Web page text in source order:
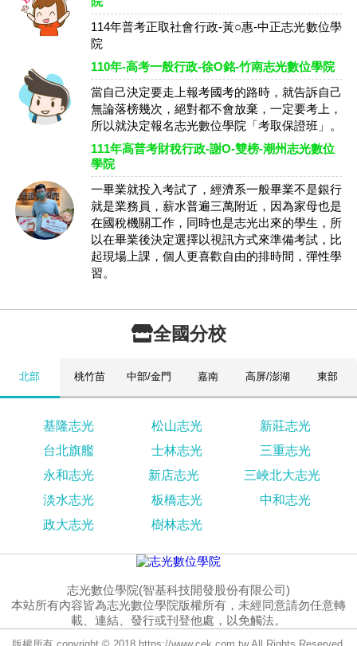
114年普考正取社會行政-黃○惠-中正志光數位學
院
110年-高考一般行政-徐O銘-竹南志光數位學院
當自己決定要走上報考國考的路時，就告訴自己
無論落榜幾次，絕對都不會放棄，一定要考上，
所以就決定報名志光數位學院「考取保證班」。
111年高普考財稅行政-謝O-雙榜-潮州志光數位
學院
一畢業就投入考試了，經濟系一般畢業不是銀行
就是業務員，薪水普遍三萬附近，因為家母也是
在國稅機關工作，同時也是志光出來的學生，所
以在畢業後決定選擇以視訊方式來準備考試，比
起現場上課，個人更喜歡自由的排時間，彈性學
習。
全國分校
北部 桃竹苗 中部/金門 嘉南 高屏/澎湖 東部
基隆志光 松山志光
新莊志光
台北旗艦
士林志光
三重志光
永和志光
新店志光
三峽北大志光
淡水志光
板橋志光
中和志光
政大志光
樹林志光
志光數位學院(智基科技開發股份有限公司)
本站所有內容皆為志光數位學院版權所有，未經同意請勿任意轉
載、連結、發行或刊登他處，以免觸法。